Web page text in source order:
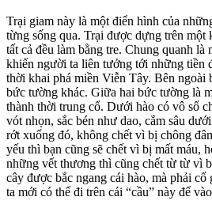
Trại giam này là một điển hình của
từng sống qua. Trại được dựng trên một
tất cả đều làm bằng tre. Chung quanh là
khiến người ta liên tưởng tới những tiền
thời khai phá miền Viễn Tây. Bên ngoài
bức tường khác. Giữa hai bức tường là
thành thời trung cổ. Dưới hào có vô số
vót nhọn, sắc bén như dao, cắm sâu
rớt xuống đó, không chết vì bị chông
yếu thì bạn cũng sẽ chết vì bị mất máu,
những vết thương thì cũng chết từ từ vì
cây được bắc ngang cái hào, mà phải
ta mới có thể đi trên cái “cầu” này để